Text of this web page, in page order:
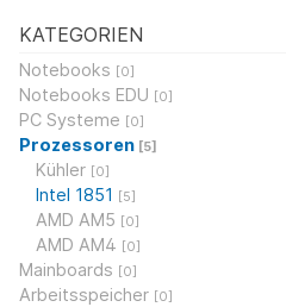
KATEGORIEN
Notebooks [0]
Notebooks EDU [0]
PC Systeme [0]
Prozessoren [5]
Kühler [0]
Intel 1851 [5]
AMD AM5 [0]
AMD AM4 [0]
Mainboards [0]
Arbeitsspeicher [0]